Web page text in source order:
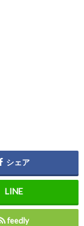
シェア
feedly